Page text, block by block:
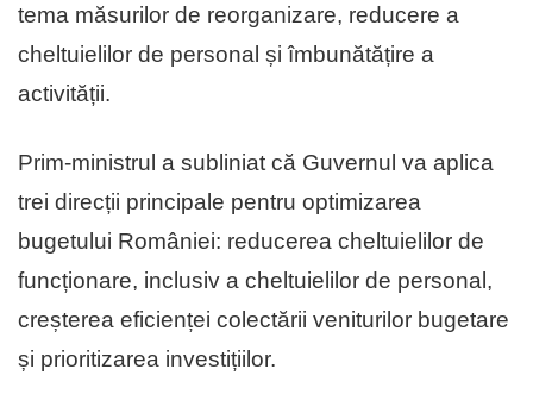
tema măsurilor de reorganizare, reducere a
cheltuielilor de personal și îmbunătățire a
activității.
Prim-ministrul a subliniat că Guvernul va aplica
trei direcții principale pentru optimizarea
bugetului României: reducerea cheltuielilor de
funcționare, inclusiv a cheltuielilor de personal,
creșterea eficienței colectării veniturilor bugetare
și prioritizarea investițiilor.